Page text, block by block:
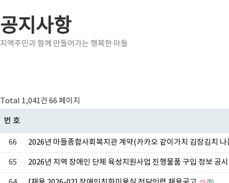
공지사항
지역주민과 함께 만들어가는 행복한 마들
Total 1,041건 66 페이지
번호
66 2026년 마들종합사회복지관 계약(카카오 같이가치 김장김치
65 2026년 지역 장애인 단체 육성지원사업 진행물품 구입 정보 공